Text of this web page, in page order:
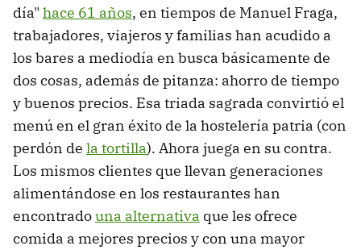
día" hace 61 años, en tiempos de Manuel Fraga,
trabajadores, viajeros y familias han acudido a
los bares a mediodía en busca básicamente de
dos cosas, además de pitanza: ahorro de tiempo
y buenos precios. Esa triada sagrada convirtió el
menú en el gran éxito de la hostelería patria (con
perdón de la tortilla). Ahora juega en su contra.
Los mismos clientes que llevan generaciones
alimentándose en los restaurantes han
encontradouna alternativa que les ofrece
comida a mejores precios y con una mayor